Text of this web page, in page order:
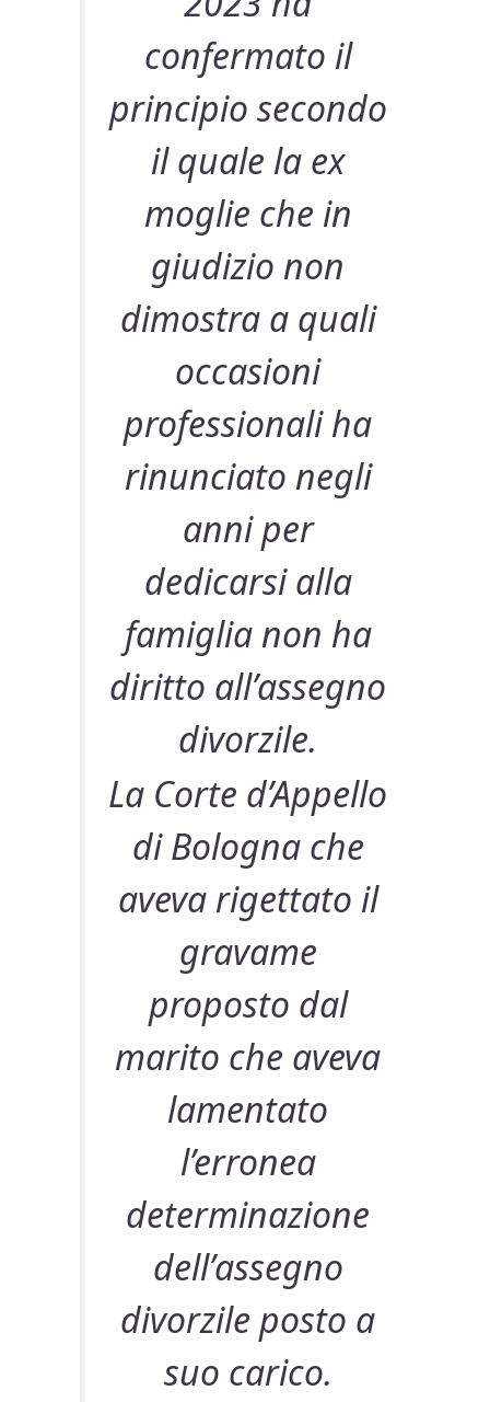
confermato il
principio secondo
il quale la ex
moglie che in
giudizio non
dimostra a quali
occasioni
professionali ha
rinunciato negli
anni per
dedicarsi alla
famiglia non ha
diritto all’assegno
divorzile.
La Corte d’Appello
di Bologna che
aveva rigettato il
gravame
proposto dal
marito che aveva
lamentato
l’erronea
determinazione
dell’assegno
divorzile posto a
suo carico.